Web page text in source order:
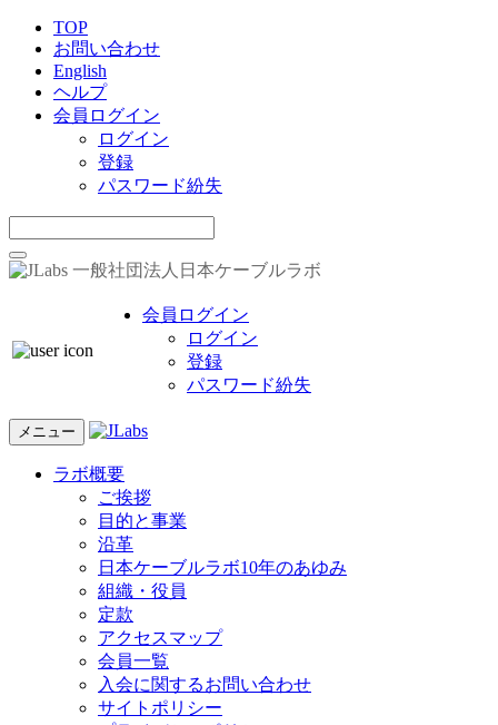
TOP
お問い合わせ
English
ヘルプ
会員ログイン
ログイン
登録
パスワード紛失
一般社団法人日本ケーブルラボ
会員ログイン
ログイン
登録
パスワード紛失
メニュー
ラボ概要
ご挨拶
目的と事業
沿革
日本ケーブルラボ10年のあゆみ
組織・役員
定款
アクセスマップ
会員一覧
入会に関するお問い合わせ
サイトポリシー